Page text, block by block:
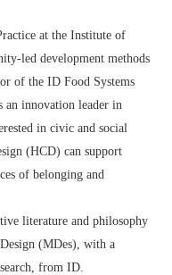
at the Institute of
led development methods
of the ID Food Systems
an innovation leader in
in civic and social
(HCD) can support
of belonging and
literature and philosophy
(MDes), with a
from ID.